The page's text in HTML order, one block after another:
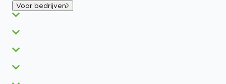
Voor bedrijven